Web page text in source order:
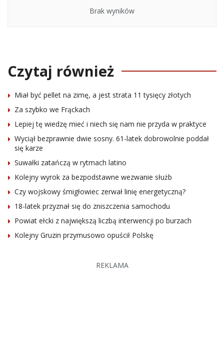
Brak wyników
Czytaj również
Miał być pellet na zimę, a jest strata 11 tysięcy złotych
Za szybko we Frąckach
Lepiej tę wiedzę mieć i niech się nam nie przyda w praktyce
Wyciął bezprawnie dwie sosny. 61-latek dobrowolnie poddał
się karze
Suwałki zatańczą w rytmach latino
Kolejny wyrok za bezpodstawne wezwanie służb
Czy wojskowy śmigłowiec zerwał linię energetyczną?
18-latek przyznał się do zniszczenia samochodu
Powiat ełcki z największą liczbą interwencji po burzach
Kolejny Gruzin przymusowo opuścił Polskę
REKLAMA